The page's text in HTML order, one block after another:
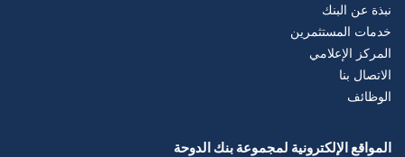
نبذة عن البنك
خدمات المستثمرين
المركز الإعلامي
الاتصال بنا
الوظائف
المواقع الإلكترونية لمجموعة بنك الدوحة